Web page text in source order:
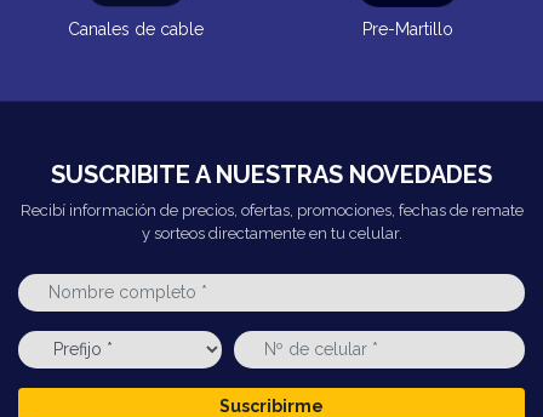
Canales de cable Pre-Martillo
SUSCRIBITE A NUESTRAS NOVEDADES
Recibí información de precios, ofertas, promociones, fechas de remate
y sorteos directamente en tu celular.
Suscribirme